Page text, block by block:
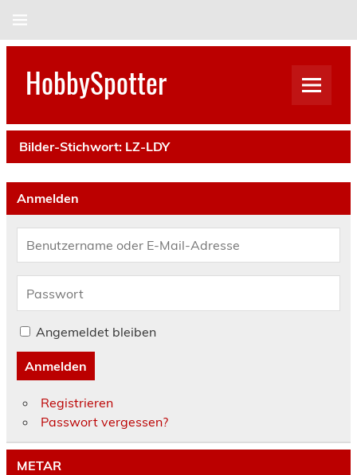
HobbySpotter
Bilder-Stichwort: LZ-LDY
Anmelden
Angemeldet bleiben
Anmelden
Registrieren
Passwort vergessen?
METAR